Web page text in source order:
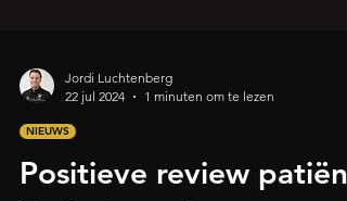
22 jul 2024
1 minuten om te lezen